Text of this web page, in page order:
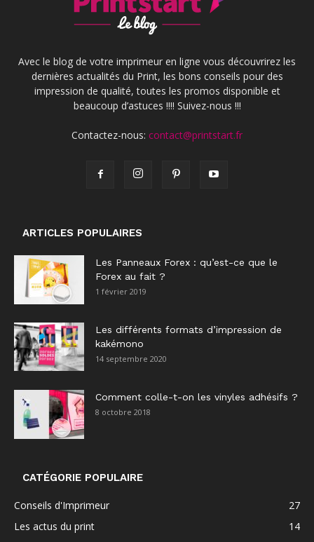
Avec le blog de votre imprimeur en ligne vous découvrirez les
dernières actualités du Print, les bons conseils pour des
impression de qualité, toutes les promos disponible et
beaucoup d’astuces !!!! Suivez-nous !!!
Contactez-nous: contact@printstart.fr
ARTICLES POPULAIRES
Les Panneaux Forex : qu’est-ce que le
Forex au fait ?
1 février 2019
Les différents formats d’impression de
kakémono
14 septembre 2020
Comment colle-t-on les vinyles adhésifs ?
8 octobre 2018
CATÉGORIE POPULAIRE
Conseils d'Imprimeur
27
Les actus du print
14